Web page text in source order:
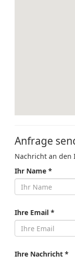
Anfrage
Nachricht an den
Ihr Name *
Ihre Email *
Ihre Nachricht *